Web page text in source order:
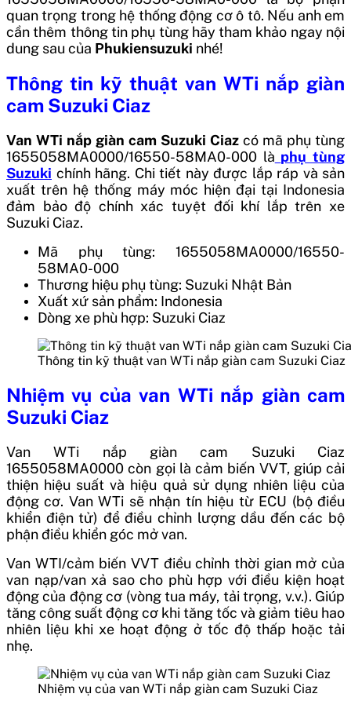
quan trọng trong hệ thống động cơ ô tô. Nếu anh em
cần thêm thông tin phụ tùng hãy tham khảo ngay nội
dung sau của Phukiensuzuki nhé!
Thông tin kỹ thuật van WTi nắp giàn
cam Suzuki Ciaz
Van WTi nắp giàn cam Suzuki Ciaz có mã phụ tùng
1655058MA0000/16550-58MA0-000 là phụ tùng
Suzuki chính hãng. Chi tiết này được lắp ráp và sản
xuất trên hệ thống máy móc hiện đại tại Indonesia
đảm bảo độ chính xác tuyệt đối khí lắp trên xe
Suzuki Ciaz.
Mã phụ tùng: 1655058MA0000/16550-
58MA0-000
Thương hiệu phụ tùng: Suzuki Nhật Bản
Xuất xứ sản phẩm: Indonesia
Dòng xe phù hợp: Suzuki Ciaz
Thông tin kỹ thuật van WTi nắp giàn cam Suzuki Ciaz
Nhiệm vụ của van WTi nắp giàn cam
Suzuki Ciaz
Van WTi nắp giàn cam Suzuki Ciaz
1655058MA0000 còn gọi là cảm biến VVT, giúp cải
thiện hiệu suất và hiệu quả sử dụng nhiên liệu của
động cơ. Van WTi sẽ nhận tín hiệu từ ECU (bộ điều
khiển điện tử) để điều chỉnh lượng dầu đến các bộ
phận điều khiển góc mở van.
Van WTI/cảm biến VVT điều chỉnh thời gian mở của
van nạp/van xả sao cho phù hợp với điều kiện hoạt
động của động cơ (vòng tua máy, tải trọng, v.v.). Giúp
tăng công suất động cơ khi tăng tốc và giảm tiêu hao
nhiên liệu khi xe hoạt động ở tốc độ thấp hoặc tải
nhẹ.
Nhiệm vụ của van WTi nắp giàn cam Suzuki Ciaz